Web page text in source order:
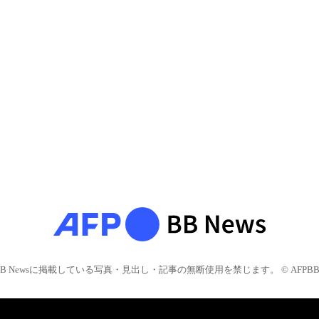
Newsに掲載している写真・見出し・記事の無断使用を禁じます。 © AFPBB